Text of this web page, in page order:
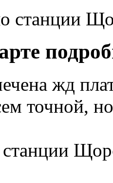
станции
жд
точной,